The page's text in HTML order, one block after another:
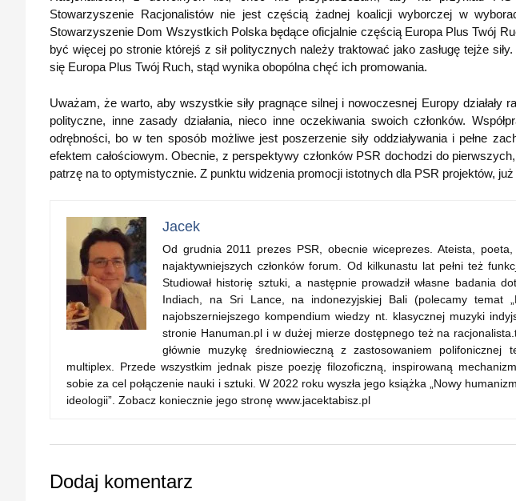
Stowarzyszenie Racjonalistów nie jest częścią żadnej koalicji wyborczej w
Stowarzyszenie Dom Wszystkich Polska będące oficjalnie częścią Europa Plus Twój
być więcej po stronie którejś z sił politycznych należy traktować jako zasługę tejże
się Europa Plus Twój Ruch, stąd wynika obopólna chęć ich promowania.
Uważam, że warto, aby wszystkie siły pragnące silnej i nowoczesnej Europy działały
polityczne, inne zasady działania, nieco inne oczekiwania swoich członków.
odrębności, bo w ten sposób możliwe jest poszerzenie siły oddziaływania i pełne
efektem całościowym. Obecnie, z perspektywy członków PSR dochodzi do
patrzę na to optymistycznie. Z punktu widzenia promocji istotnych dla PSR projektów,
Jacek
Od grudnia 2011 prezes PSR, obecnie wiceprezes. Ateista,
najaktywniejszych członków forum. Od kilkunastu lat pełni też
Studiował historię sztuki, a następnie prowadził własne badania
Indiach, na Sri Lance, na indonezyjskiej Bali (polecamy temat
najobszerniejszego kompendium wiedzy nt. klasycznej muzyki
stronie Hanuman.pl i w dużej mierze dostępnego też na
głównie muzykę średniowieczną z zastosowaniem
multiplex. Przede wszystkim jednak pisze poezję filozoficzną, inspirowaną
sobie za cel połączenie nauki i sztuki. W 2022 roku wyszła jego książka „Nowy
ideologii”. Zobacz koniecznie jego stronę www.jacektabisz.pl
Dodaj komentarz